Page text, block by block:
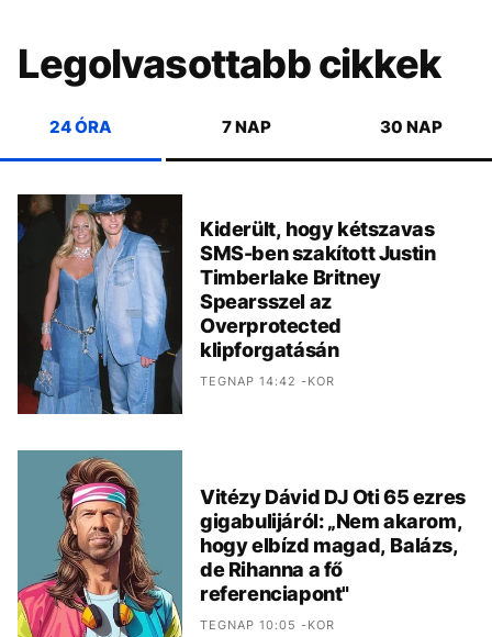
Legolvasottabb cikkek
24 ÓRA 7 NAP 30 NAP
Kiderült, hogy kétszavas
SMS-ben szakított Justin
Timberlake Britney
Spearsszel az
Overprotected
klipforgatásán
TEGNAP 14:42 -KOR
Vitézy Dávid DJ Oti 65 ezres
gigabulijáról: „Nem akarom,
hogy elbízd magad, Balázs,
de Rihanna a fő
referenciapont"
TEGNAP 10:05 -KOR